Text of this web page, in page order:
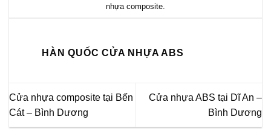
nhựa composite.
HÀN QUỐC CỬA NHỰA ABS
Cửa nhựa composite tại Bến
Cát – Bình Dương
Cửa nhựa ABS tại Dĩ An –
Bình Dương